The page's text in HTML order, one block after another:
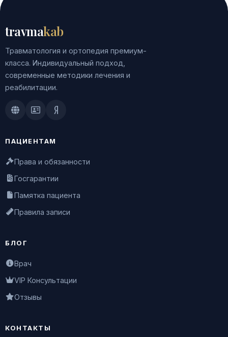
travmakab
Травматология и ортопедия премиум-
класса. Индивидуальный подход,
современные методики лечения и
реабилитации.
Doctu.ruПроДокторов
Яндекс.Здоровье
ПАЦИЕНТАМ
Права и обязанности
Госгарантии
Памятка пациента
Правила записи
БЛОГ
Врач
VIP Консультации
Отзывы
КОНТАКТЫ